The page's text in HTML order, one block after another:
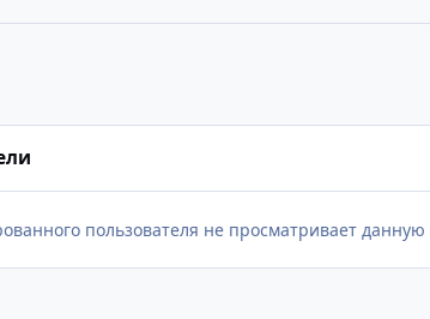
пользователя не просматривает